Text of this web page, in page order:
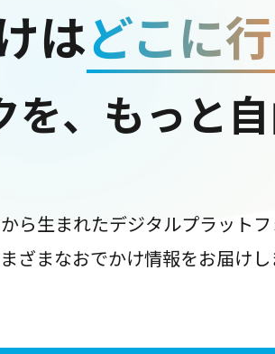
はどこに
を、もっと
ら生まれたデジタルプラット
ざまなおでかけ情報をお届け